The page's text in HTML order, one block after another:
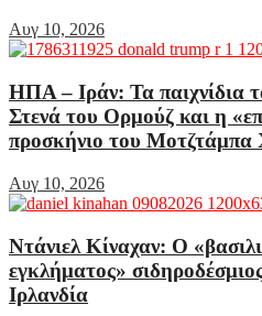
Αυγ 10, 2026
ΗΠΑ – Ιράν: Τα παιχνίδια
Στενά του Ορμούζ και η
προσκήνιο του Μοτζτάμπα
Αυγ 10, 2026
Ντάνιελ Κίναχαν: Ο
εγκλήματος»
Ιρλανδία